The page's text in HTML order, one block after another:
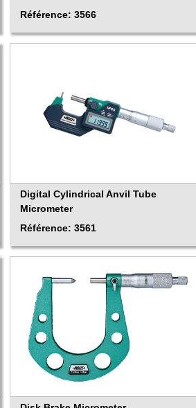
Référence: 3566
Digital Cylindrical Anvil Tube
Micrometer
Référence: 3561